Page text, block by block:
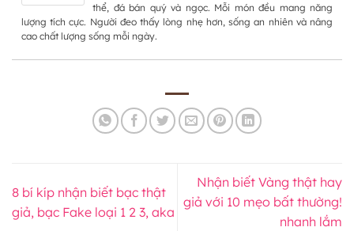
thể, đá bán quý và ngọc. Mỗi món đều mang năng
lượng tích cực. Người đeo thấy lòng nhẹ hơn, sống an nhiên và nâng
cao chất lượng sống mỗi ngày.
8 bí kíp nhận biết bạc thật
giả, bạc Fake loại 1 2 3, aka
Nhận biết Vàng thật hay
giả với 10 mẹo bất thường!
nhanh lắm